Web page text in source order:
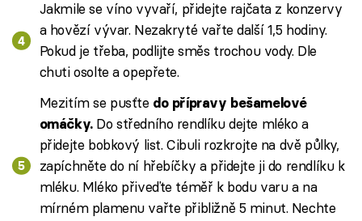
Jakmile se víno vyvaří, přidejte rajčata z konzervy
a hovězí vývar. Nezakryté vařte další 1,5 hodiny.
Pokud je třeba, podlijte směs trochou vody. Dle
chuti osolte a opepřete.
Mezitím se pusťte do přípravy bešamelové
omáčky.Do středního rendlíku dejte mléko a
přidejte bobkový list. Cibuli rozkrojte na dvě půlky,
zapíchněte do ní hřebíčky a přidejte ji do rendlíku k
mléku. Mléko přiveďte téměř k bodu varu a na
mírném plamenu vařte přibližně 5 minut. Nechte